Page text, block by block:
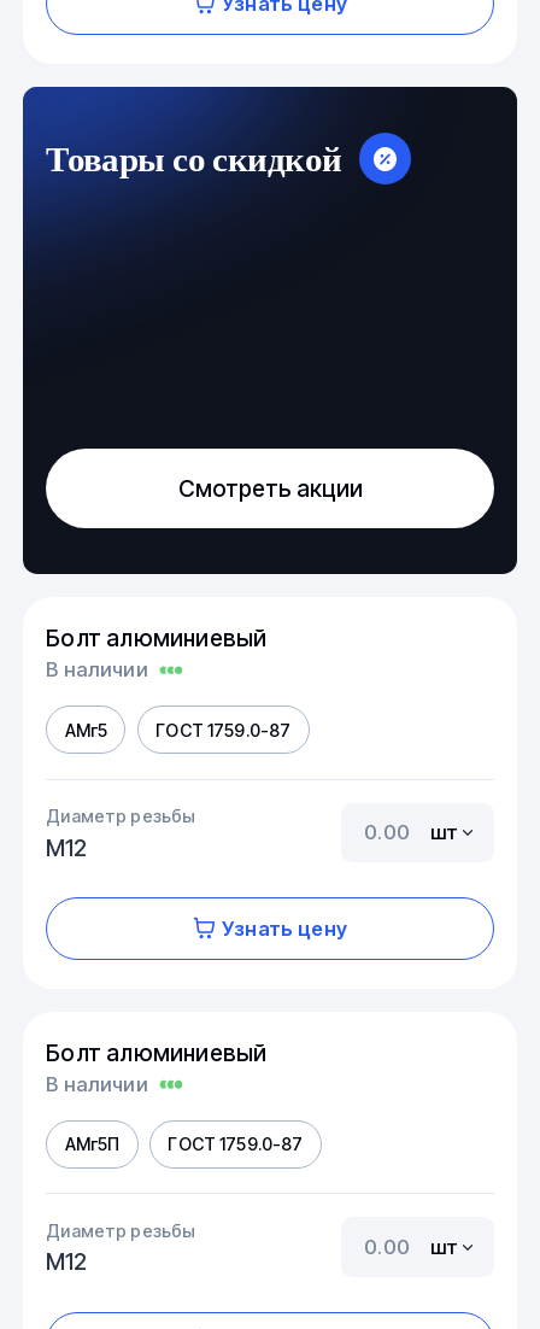
Товары со скидкой
Смотреть акции
Болт алюминиевый
В наличии
АМг5 ГОСТ 1759.0-87
Диаметр резьбы
М12
шт
Узнать цену
Болт алюминиевый
В наличии
АМг5П ГОСТ 1759.0-87
Диаметр резьбы
М12
шт